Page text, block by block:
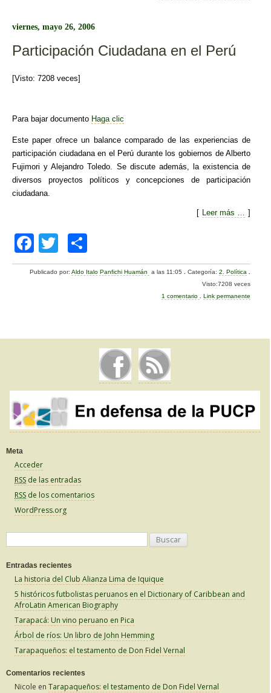
b
o
o
k
ar
tir
viernes, mayo 26, 2006
Participación Ciudadana en el Perú
[Visto: 7208 veces]
Para bajar documento Haga clic
Este paper ofrece un balance comparado de las experiencias de
participación ciudadana en el Perú durante los gobiernos de Alberto
Fujimori y Alejandro Toledo. Se discute además, la existencia de
diversos proyectos políticos y concepciones de participación
ciudadana.
[ Leer más … ]
F
a
o
wi
tt
o
m
tir
Publicado por:Aldo Italo Panfichi Huamán a las 11:05 .Categoría:2. Política
Visto:7208 veces
1 comentario
Link permanente
Meta
Acceder
RSS de las entradas
RSS de los comentarios
WordPress.org
sEntradas recientes
La historia del Club Alianza Lima de Iquique
5 históricos futbolistas peruanos en el Dictionary of Caribbean and
AfroLatin American Biography
Tarapacá: Un vino peruano en Pica
Árbol de ríos: Un libro de John Hemming
Tarapaqueños: el testamento de Don Fidel Vernal
Comentarios recientes
Nicole en Tarapaqueños: el testamento de Don Fidel Vernal